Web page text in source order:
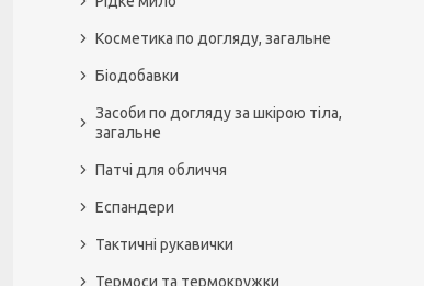
Косметика по догляду, загальне
Біодобавки
Засоби по догляду за шкірою тіла,
загальне
Патчі для обличчя
Еспандери
Тактичні рукавички
Термоси та термокружки